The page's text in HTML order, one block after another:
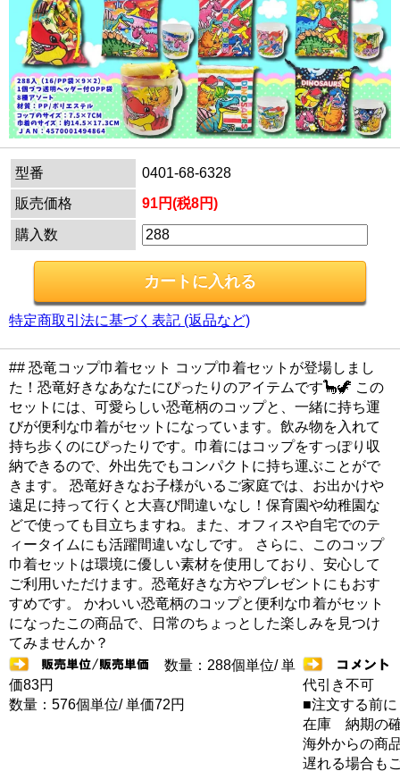
型番
0401-68-6328
販売価格
91円(税8円)
購入数
特定商取引法に基づく表記 (返品など)
## 恐竜コップ巾着セット コップ巾着セットが登場しまし
た！恐竜好きなあなたにぴったりのアイテムです🦕🦖 この
セットには、可愛らしい恐竜柄のコップと、一緒に持ち運
びが便利な巾着がセットになっています。飲み物を入れて
持ち歩くのにぴったりです。巾着にはコップをすっぽり収
納できるので、外出先でもコンパクトに持ち運ぶことがで
きます。 恐竜好きなお子様がいるご家庭では、お出かけや
遠足に持って行くと大喜び間違いなし！保育園や幼稚園な
どで使っても目立ちますね。また、オフィスや自宅でのテ
ィータイムにも活躍間違いなしです。 さらに、このコップ
巾着セットは環境に優しい素材を使用しており、安心して
ご利用いただけます。恐竜好きな方やプレゼントにもおす
すめです。 かわいい恐竜柄のコップと便利な巾着がセット
になったこの商品で、日常のちょっとした楽しみを見つけ
てみませんか？
数量：288個単位/ 単
価83円
数量：576個単位/ 単価72円
代引き不可
■注文する前に
在庫 納期の
海外からの商
遅れる場合も